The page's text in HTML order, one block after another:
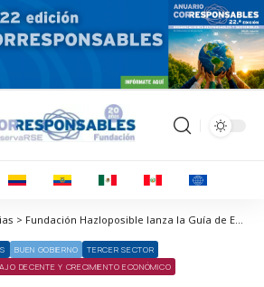
Corresponsables > Noticias > Fundación Hazloposible lanza la Guía de Empleo 2026 para impulsar el acceso al empleo con impacto en el Tercer Sector
BUEN GOBIERNO
TERCER SECTOR
DECENTE Y CRECIMIENTO ECONÓMICO